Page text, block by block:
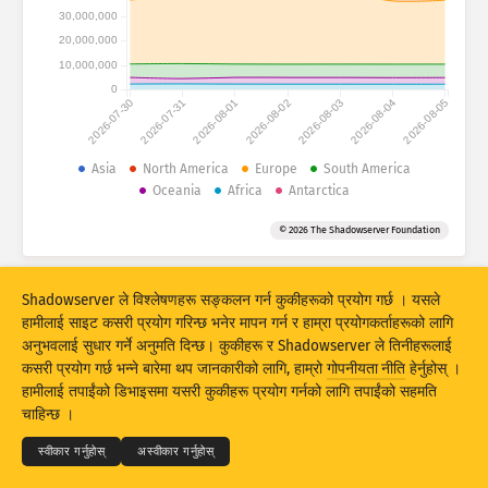
आक्रमणको तथ्याङ्कहरू : डिभाइसहरू
अपडेट रिसेट
PNG को रूपमा डाउनलोड गर्नुहोस्
2026-07-30 2026-07-31 2026-08-01 2026-08-02 2026-08-03 2026-08-04 2026-08-05
0
10,000,000
20,000,000
30,000,000
Asia North America Europe
South America
Oceania
Africa Antarctica
© 2026 The Shadowserver Foundation
© 2026THE SHADOWSERVER FOUNDATION
गोपनीयता र शर्तहरू
हामीलाई सम्पर्क गर्नुहोस् क्रेडिटहरू
Shadowserver ले विश्लेषणहरू सङ्कलन गर्न कुकीहरूको प्रयोग गर्छ । यसले
हामीलाई साइट कसरी प्रयोग गरिन्छ भनेर मापन गर्न र हाम्रा प्रयोगकर्ताहरूको लागि
अनुभवलाई सुधार गर्ने अनुमति दिन्छ। कुकीहरू र Shadowserver ले तिनीहरूलाई
कसरी प्रयोग गर्छ भन्ने बारेमा थप जानकारीको लागि, हाम्रोगोपनीयता नीति हेर्नुहोस् ।
हामीलाई तपाईंको डिभाइसमा यसरी कुकीहरू प्रयोग गर्नको लागि तपाईंको सहमति
चाहिन्छ ।
स्वीकार गर्नुहोस् अस्वीकार गर्नुहोस्